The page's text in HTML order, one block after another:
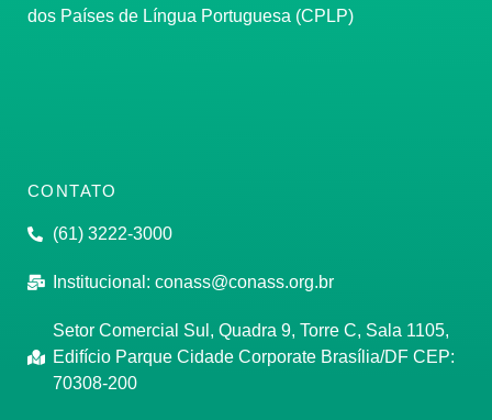
dos Países de Língua Portuguesa (CPLP)
CONTATO
(61) 3222-3000
Institucional: conass@conass.org.br
Setor Comercial Sul, Quadra 9, Torre C, Sala 1105,
Edifício Parque Cidade Corporate Brasília/DF CEP:
70308-200